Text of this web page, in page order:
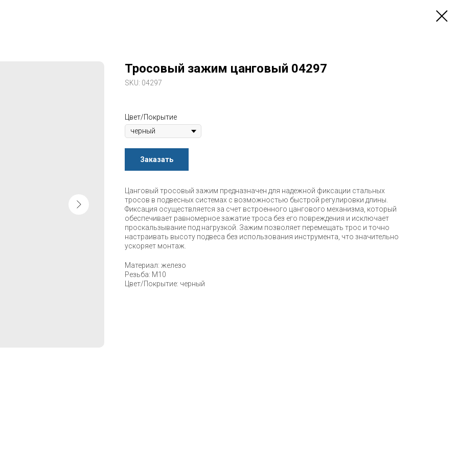
Тросовый зажим цанговый 04297
SKU: 04297
Цвет/Покрытие
Заказать
Цанговый тросовый зажим предназначен для надежной фиксации стальных
тросов в подвесных системах с возможностью быстрой регулировки длины.
Фиксация осуществляется за счет встроенного цангового механизма, который
обеспечивает равномерное зажатие троса без его повреждения и исключает
проскальзывание под нагрузкой. Зажим позволяет перемещать трос и точно
настраивать высоту подвеса без использования инструмента, что значительно
ускоряет монтаж.
Материал: железо
Резьба: M10
Цвет/Покрытие: черный